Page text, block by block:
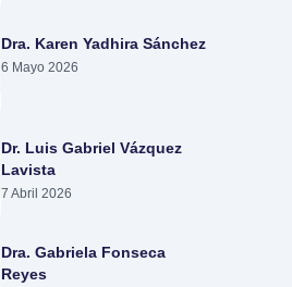
Dra. Karen Yadhira Sánchez
6 Mayo 2026
Dr. Luis Gabriel Vázquez
Lavista
7 Abril 2026
Dra. Gabriela Fonseca
Reyes